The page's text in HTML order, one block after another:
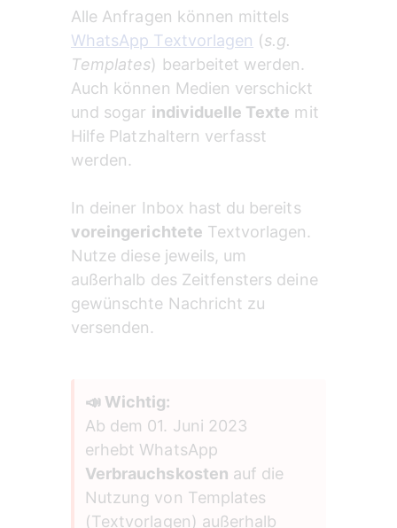
Alle Anfragen können mittels
WhatsApp Textvorlagen (s.g.
Templates) bearbeitet werden.
Auch können Medien verschickt
und sogar individuelle Texte mit
Hilfe Platzhaltern verfasst
werden.
In deiner Inbox hast du bereits
voreingerichtete Textvorlagen.
Nutze diese jeweils, um
außerhalb des Zeitfensters deine
gewünschte Nachricht zu
versenden.
📣 Wichtig:
Ab dem 01. Juni 2023
erhebt WhatsApp
Verbrauchskosten auf die
Nutzung von Templates
(Textvorlagen) außerhalb